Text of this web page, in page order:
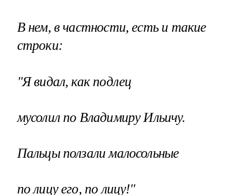
В нем, в частности, есть и такие
строки:
"Я видал, как подлец
мусолил по Владимиру Ильичу.
Пальцы ползали малосольные
по лицу его, по лицу!"